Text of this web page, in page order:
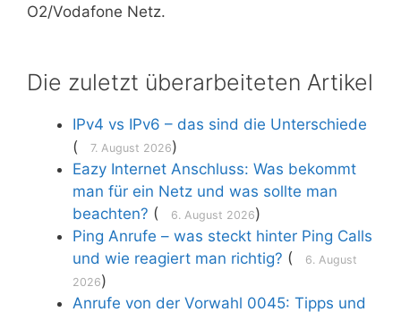
O2/Vodafone Netz.
Die zuletzt überarbeiteten Artikel
IPv4 vs IPv6 – das sind die Unterschiede
(
7. August 2026)
Eazy Internet Anschluss: Was bekommt
man für ein Netz und was sollte man
beachten? ( 6. August 2026)
Ping Anrufe – was steckt hinter Ping Calls
und wie reagiert man richtig? (
6. August
2026)
Anrufe von der Vorwahl 0045: Tipps und